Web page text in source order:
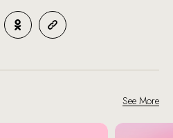
See More